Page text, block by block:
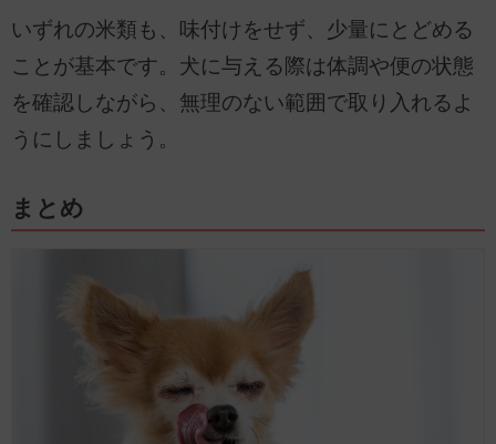
いずれの米類も、味付けをせず、少量にとどめる
ことが基本です。犬に与える際は体調や便の状態
を確認しながら、無理のない範囲で取り入れるよ
うにしましょう。
まとめ